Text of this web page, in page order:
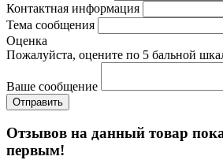
Контактная информация
Тема сообщения
Оценка
Пожалуйста, оцените по 5 бальной
Ваше сообщение
Отзывов на данный товар пока
первым!